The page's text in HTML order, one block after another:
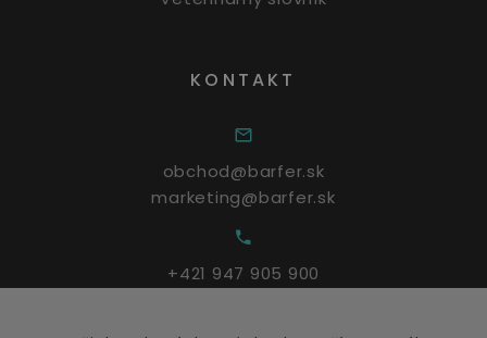
KONTAKT
obchod@barfer.sk
marketing@barfer.sk
+421 947 905 900